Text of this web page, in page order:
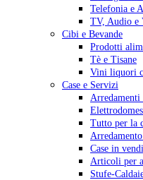
Telefonia e
TV, Audio e
Cibi e Bevande
Prodotti
Tè e Tisane
Vini liquori
Case e Servizi
Arredamenti
Tutto per la
Case in
Articoli per
Stufe-